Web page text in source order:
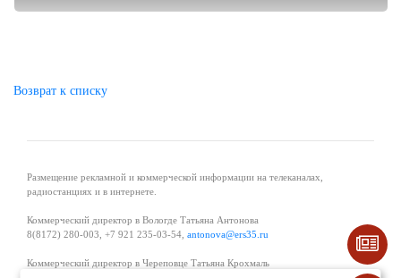
Возврат к списку
Размещение рекламной и коммерческой информации на телеканалах,
радиостанциях и в интернете.
Коммерческий директор в Вологде Татьяна Антонова
8(8172) 280-003, +7 921 235-03-54, antonova@ers35.ru
Коммерческий директор в Череповце Татьяна Крохмаль